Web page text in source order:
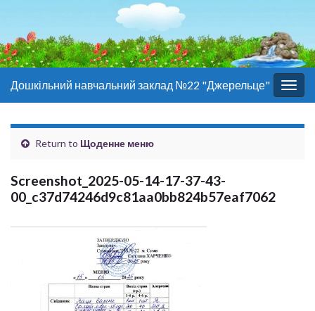
Дошкільний навчальний заклад №22 "Джерельце"
Return to Щоденне меню
Screenshot_2025-05-14-17-37-43-
00_c37d74246d9c81aa0bb824b57eaf7062